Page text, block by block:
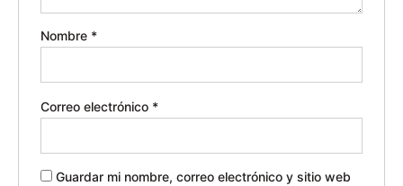
Nombre *
Correo electrónico *
Guardar mi nombre, correo electrónico y sitio web